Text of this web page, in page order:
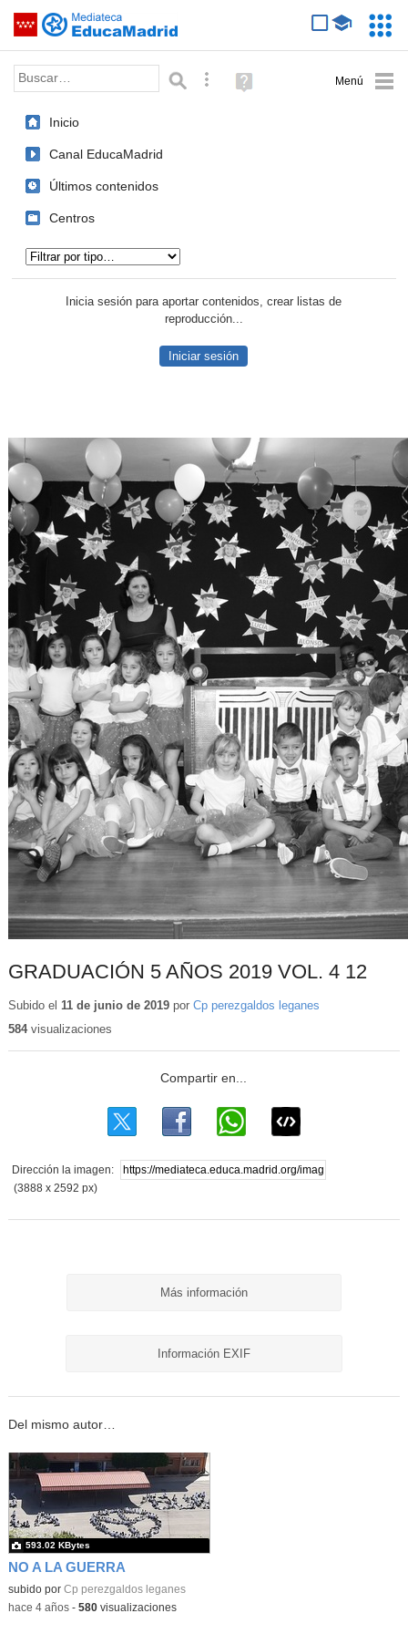
Saltar navegación
Palabra o frase: Búsqueda avanzada
Ayuda
(en
Inicio
Canal EducaMadrid
Últimos contenidos
Centros
Inicia sesión para aportar contenidos, crear listas de
reproducción...
Iniciar sesión
GRADUACIÓN 5 AÑOS 2019 VOL. 4 12
Subido el 11 de junio de 2019por Cp perezgaldos leganes
584visualizaciones
Dirección la imagen:
(3888 x 2592 px)
Más información
Información EXIF
Del mismo autor…
NO A LA GUERRA
subido por Cp perezgaldos leganes
593.02 KBytes
-hace 4 años- 580visualizaciones